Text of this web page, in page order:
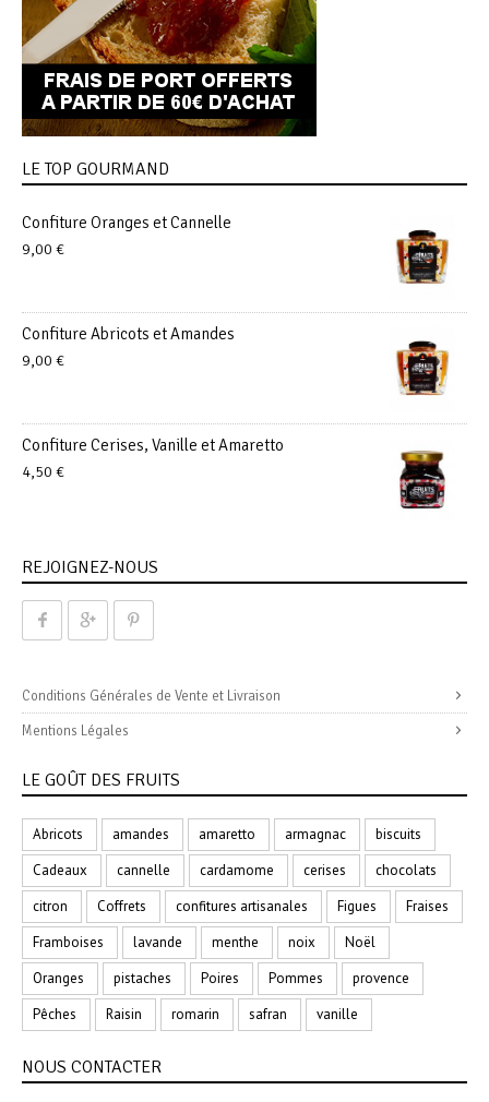
LE TOP GOURMAND
Confiture Oranges et Cannelle
9,00 €
Confiture Abricots et Amandes
9,00 €
Confiture Cerises, Vanille et Amaretto
4,50 €
REJOIGNEZ-NOUS
Conditions Générales de Vente et Livraison
Mentions Légales
LE GOÛT DES FRUITS
Abricots amandes amaretto armagnac
biscuits
Cadeaux
cannelle cardamome cerises
chocolats
citron
Coffrets confitures artisanales Figues
Fraises
Framboises
lavande menthe noix
Noël
Oranges
pistaches Poires Pommes
provence
Pêches
Raisin romarin safran vanille
NOUS CONTACTER